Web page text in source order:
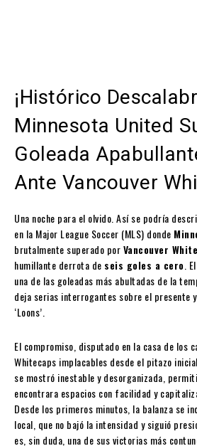
¡Histórico
Minnesota United
Goleada
Ante Vancouver
Una noche para el olvido. Así se podría
en la Major League Soccer (MLS) donde
brutalmente superado porVancouver
humillante derrota de seis goles a cero .
una de las goleadas más abultadas de la
deja serias interrogantes sobre el presente
‘Loons’.
El compromiso, disputado en la casa de los
Whitecaps implacables desde el pitazo
se mostró inestable y desorganizada,
encontrara espacios con facilidad y
Desde los primeros minutos, la balanza se
local, que no bajó la intensidad y siguió
es, sin duda, una de sus victorias más